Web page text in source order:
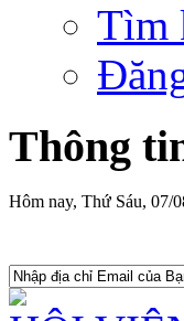
Tìm
Thông
Hôm nay, Thứ Sáu, 07/